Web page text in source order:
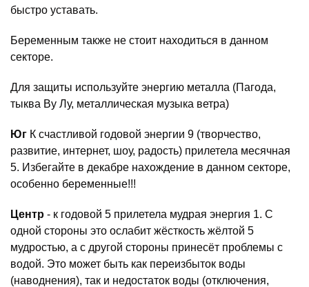
быстро уставать.
Беременным также не стоит находиться в данном
секторе.
Для защиты используйте энергию металла (Пагода,
тыква Ву Лу, металлическая музыка ветра)
Юг К счастливой годовой энергии 9 (творчество,
развитие, интернет, шоу, радость) прилетела месячная
5. Избегайте в декабре нахождение в данном секторе,
особенно беременные!!!
Центр - к годовой 5 прилетела мудрая энергия 1. С
одной стороны это ослабит жёсткость жёлтой 5
мудростью, а с другой стороны принесёт проблемы с
водой. Это может быть как переизбыток воды
(наводнения), так и недостаток воды (отключения,